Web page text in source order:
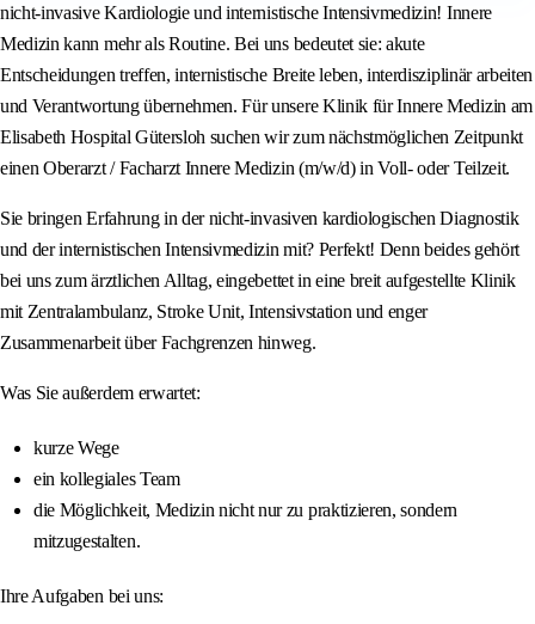
nicht-invasive Kardiologie und internistische Intensivmedizin! Innere
Medizin kann mehr als Routine. Bei uns bedeutet sie: akute
Entscheidungen treffen, internistische Breite leben, interdisziplinär arbeiten
und Verantwortung übernehmen. Für unsere Klinik für Innere Medizin am
Elisabeth Hospital Gütersloh suchen wir zum nächstmöglichen Zeitpunkt
einen Oberarzt / Facharzt Innere Medizin (m/w/d) in Voll- oder Teilzeit.
Sie bringen Erfahrung in der nicht-invasiven kardiologischen Diagnostik
und der internistischen Intensivmedizin mit? Perfekt! Denn beides gehört
bei uns zum ärztlichen Alltag, eingebettet in eine breit aufgestellte Klinik
mit Zentralambulanz, Stroke Unit, Intensivstation und enger
Zusammenarbeit über Fachgrenzen hinweg.
Was Sie außerdem erwartet:
kurze Wege
ein kollegiales Team
die Möglichkeit, Medizin nicht nur zu praktizieren, sondern
mitzugestalten.
Ihre Aufgaben bei uns: